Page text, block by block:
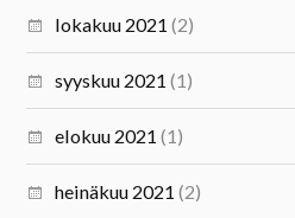
lokakuu 2021 (2)
syyskuu 2021 (1)
elokuu 2021 (1)
heinäkuu 2021 (2)